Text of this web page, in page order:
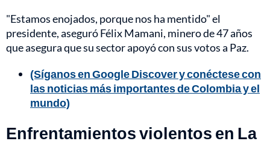
"Estamos enojados, porque nos ha mentido" el
presidente, aseguró Félix Mamani, minero de 47 años
que asegura que su sector apoyó con sus votos a Paz.
(Síganos en Google Discover y conéctese con
las noticias más importantes de Colombia y el
mundo)
Enfrentamientos violentos en La